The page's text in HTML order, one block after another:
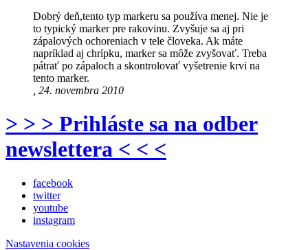
Dobrý deň,tento typ markeru sa používa menej. Nie je
to typický marker pre rakovinu. Zvyšuje sa aj pri
zápalových ochoreniach v tele človeka. Ak máte
napríklad aj chrípku, marker sa môže zvyšovať. Treba
pátrať po zápaloch a skontrolovať vyšetrenie krvi na
tento marker.
, 24. novembra 2010
> > > Prihláste sa na odber
newslettera < < <
facebook
twitter
youtube
instagram
Nastavenia cookies